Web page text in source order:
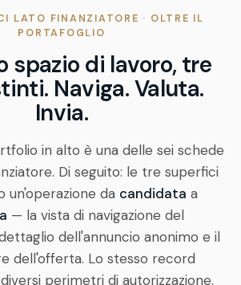
LATO FINANZIATORE · OLTRE IL
PORTAFOGLIO
spazio di lavoro, tre
Naviga. Valuta.
Invia.
in alto è una delle sei schede
Di seguito: le tre superfici
un'operazione da candidata a
— la vista di navigazione del
dell'annuncio anonimo e il
dell'offerta. Lo stesso record
perimetri di autorizzazione.